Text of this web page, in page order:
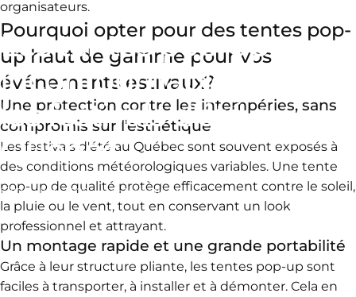
Lestentespop-up:
incontournables
lesfestivalsd'étéau
Québec
17 juillet, 2025 parIsabelle Vallee
organisateurs.
Pourquoi opter pour des tentes pop-
up haut de gamme pour vos
événements estivaux?
Une protection contre les intempéries, sans
compromis sur l’esthétique
Les festivals d'été au Québec sont souvent exposés à
des conditions météorologiques variables. Une tente
pop-up de qualité protège efficacement contre le soleil,
la pluie ou le vent, tout en conservant un look
professionnel et attrayant.
Un montage rapide et une grande portabilité
Grâce à leur structure pliante, les tentes pop-up sont
faciles à transporter, à installer et à démonter. Cela en